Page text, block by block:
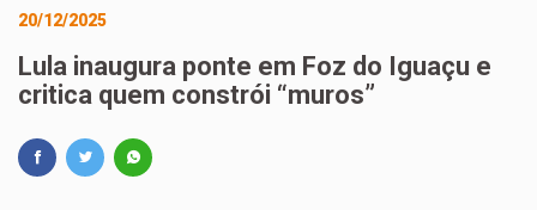
20/12/2025
Lula inaugura ponte em Foz do Iguaçu e
critica quem constrói “muros”